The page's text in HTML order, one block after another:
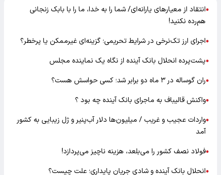
●انتقاد از معیارهای یارانه‌ای/ شما را به خدا، ما را با بابک زنجانی
هم‌رده نکنید!
●اجرای ارز تک‌نرخی در شرایط تحریمی؛ گزینه‌ای غیرممکن یا پرخطر؟
●پشت‌پرده انحلال بانک آینده از نگاه یک نماینده مجلس
●ران گوساله در ۳ ماه دو برابر شد؛ کسی حواسش هست؟
●واکنش قالیباف به ماجرای بانک آینده چه بود ؟
●واردات عجیب و غریب / میلیون‌ها دلار آب‌پنیر و ژل زیبایی به کشور
آمد
●فولاد نصف کشور را می‌بلعد، هزینه ناچیز می‌پردازد!
●انحلال بانک آینده و شادی جریان پایداری؛ علت چیست؟